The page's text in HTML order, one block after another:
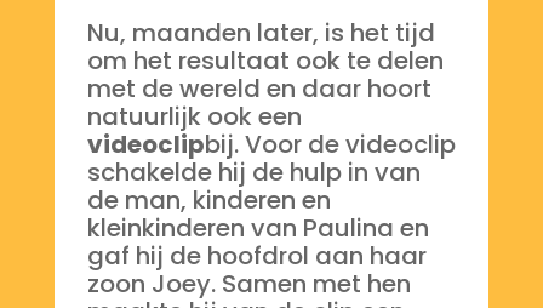
Nu, maanden later, is het tijd
om het resultaat ook te delen
met de wereld en daar hoort
natuurlijk ook een
videoclipbij. Voor de videoclip
schakelde hij de hulp in van
de man, kinderen en
kleinkinderen van Paulina en
gaf hij de hoofdrol aan haar
zoon Joey. Samen met hen